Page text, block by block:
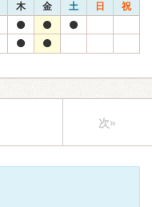
木 金 土 日 祝
次»